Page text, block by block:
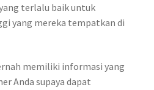
terlalu baik untuk
yang mereka tempatkan di
memiliki informasi yang
Anda supaya dapat